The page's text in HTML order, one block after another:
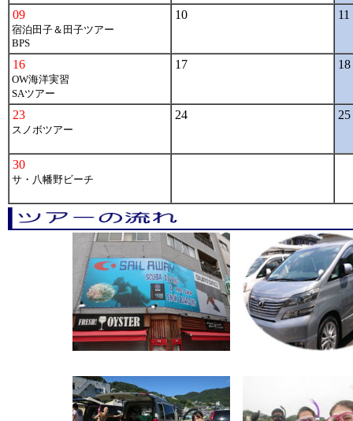
09
宿泊田子＆田子ツアー
BPS
10 11
16
OW海洋実習
SAツアー
17 18
23
スノボツアー
24 25
30
サ・八幡野ビーチ